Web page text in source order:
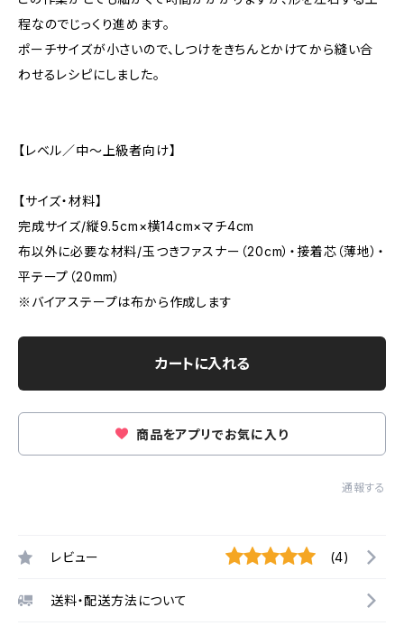
程なのでじっくり進めます。
ポーチサイズが小さいので、しつけをきちんとかけてから縫い合
わせるレシピにしました。
【レベル／中～上級者向け】
【サイズ・材料】
完成サイズ/縦9.5cm×横14cm×マチ4cm
布以外に必要な材料/玉つきファスナー（20cm）・接着芯（薄地）・
平テープ（20mm）
※バイアステープは布から作成します
カートに入れる
商品をアプリでお気に入り
通報する
レビュー (4)
送料・配送方法について